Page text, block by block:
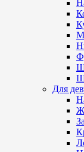
Для